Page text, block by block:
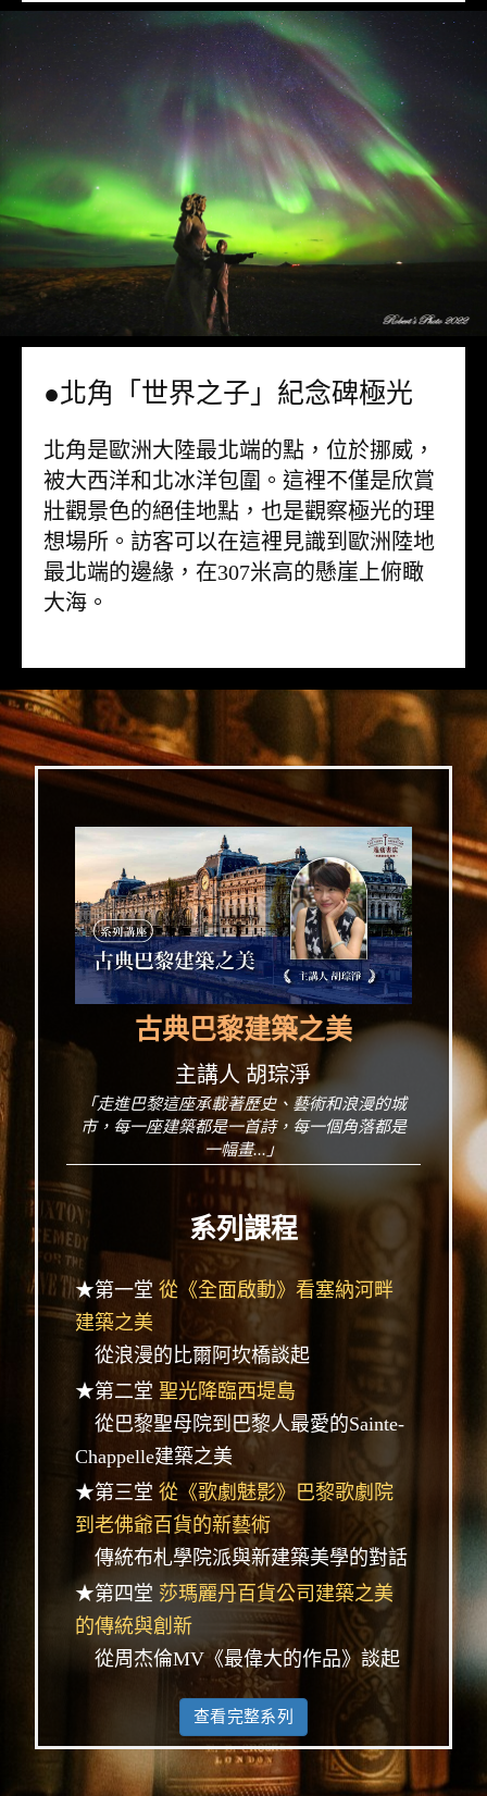
●北角「世界之子」紀念碑極光
北角是歐洲大陸最北端的點，位於挪威，
被大西洋和北冰洋包圍。這裡不僅是欣賞
壯觀景色的絕佳地點，也是觀察極光的理
想場所。訪客可以在這裡見識到歐洲陸地
最北端的邊緣，在307米高的懸崖上俯瞰
大海。
古典巴黎建築之美
主講人 胡琮淨
「走進巴黎這座承載著歷史、藝術和浪漫的城
市，每一座建築都是一首詩，每一個角落都是
一幅畫...」
系列課程
★第一堂 從《全面啟動》看塞納河畔
建築之美
從浪漫的比爾阿坎橋談起
★第二堂 聖光降臨西堤島
從巴黎聖母院到巴黎人最愛的Sainte-
Chappelle建築之美
★第三堂 從《歌劇魅影》巴黎歌劇院
到老佛爺百貨的新藝術
傳統布札學院派與新建築美學的對話
★第四堂 莎瑪麗丹百貨公司建築之美
的傳統與創新
從周杰倫MV《最偉大的作品》談起
查看完整系列